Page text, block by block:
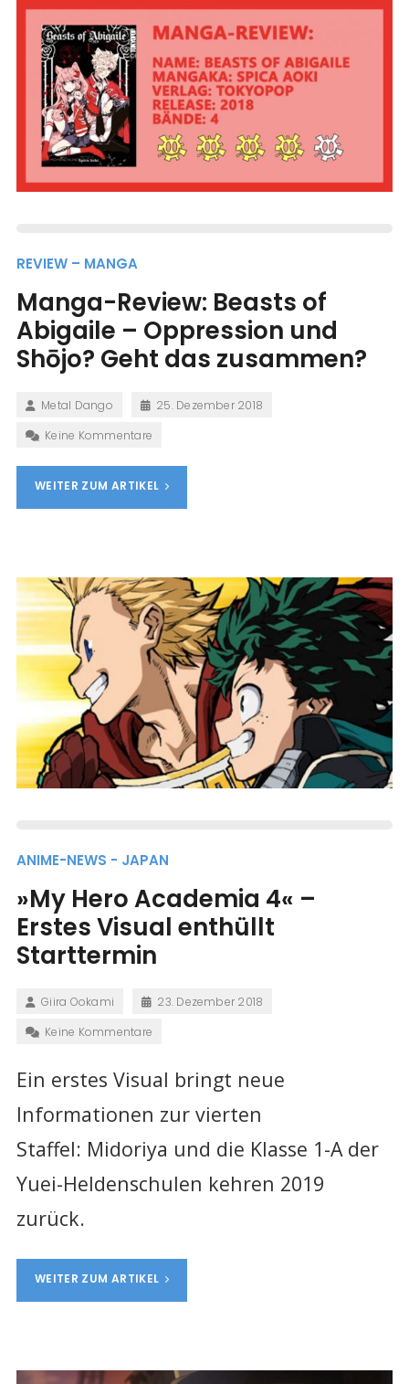
REVIEW – MANGA
Manga-Review: Beasts of
Abigaile – Oppression und
Shōjo? Geht das zusammen?
Metal Dango
25. Dezember 2018
Keine Kommentare
WEITER ZUM ARTIKEL
ANIME-NEWS - JAPAN
»My Hero Academia 4« –
Erstes Visual enthüllt
Starttermin
Giira Ookami
23. Dezember 2018
Keine Kommentare
Ein erstes Visual bringt neue
Informationen zur vierten
Staffel: Midoriya und die Klasse 1-A der
Yuei-Heldenschulen kehren 2019
zurück.
WEITER ZUM ARTIKEL